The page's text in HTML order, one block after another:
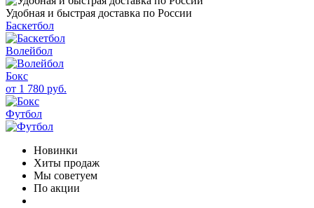
Удобная и быстрая доставка по России
Баскетбол
Волейбол
Бокс
от 1 780 руб.
Футбол
Новинки
Хиты продаж
Мы советуем
По акции